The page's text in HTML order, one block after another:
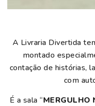
A Livraria Divertida
montado
contação de histórias,
com
É a sala “MERGULHO